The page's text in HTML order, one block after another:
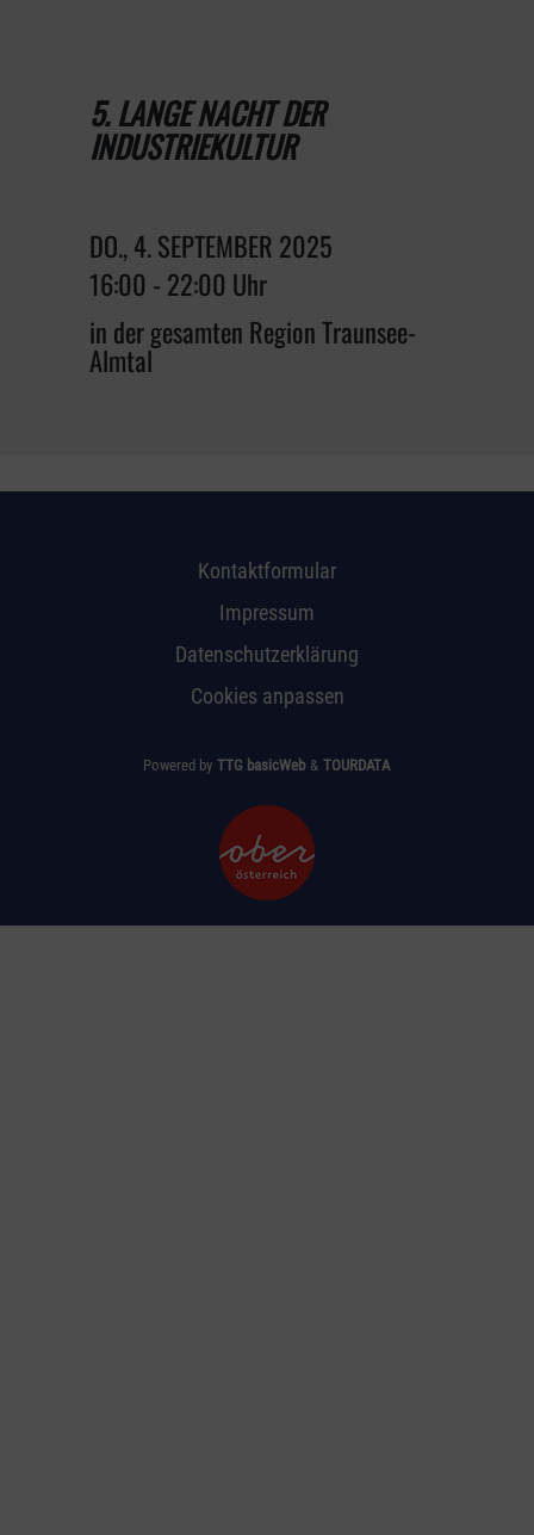
5. LANGE NACHT DER
INDUSTRIEKULTUR
DO., 4. SEPTEMBER 2025
16:00 - 22:00 Uhr
in der gesamten Region Traunsee-
Almtal
Kontaktformular
Impressum
Datenschutzerklärung
Cookies anpassen
Powered by TTG basicWeb & TOURDATA